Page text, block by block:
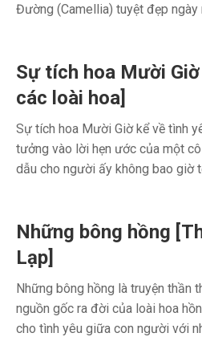
Đường (Camellia) tuyệt đẹp ngày
Sự tích hoa Mười
các loài hoa]
Sự tích hoa Mười Giờ kể về tình
tưởng vào lời hẹn ước của một
dẫu cho người ấy không bao giờ
Những bông hồng
Lạp]
Những bông hồng là truyện thần
nguồn gốc ra đời của loài hoa
cho tình yêu giữa con người với